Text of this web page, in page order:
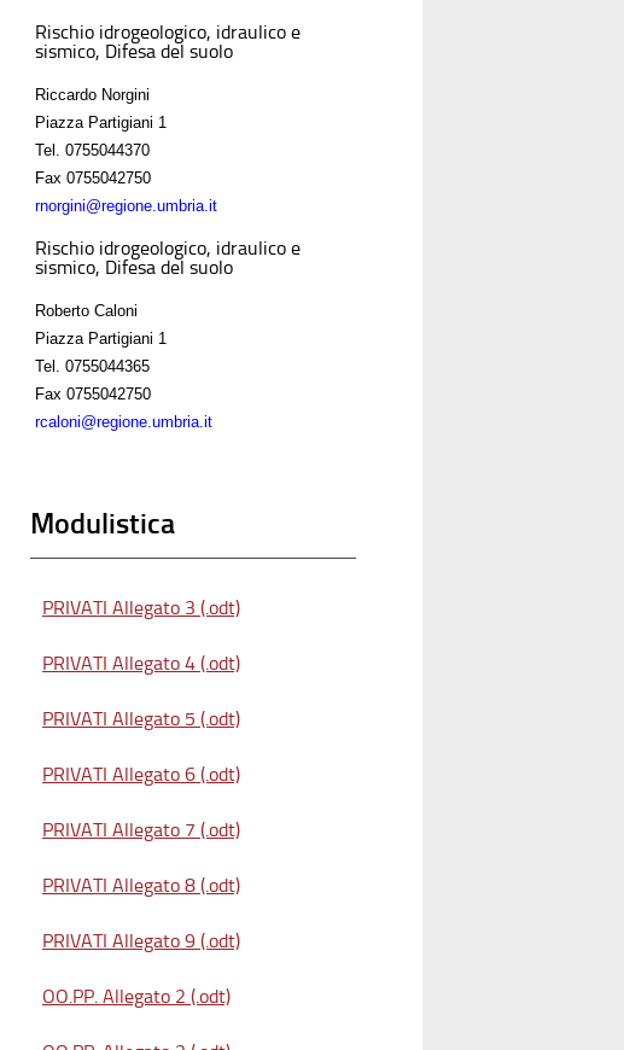
Rischio idrogeologico, idraulico e
sismico, Difesa del suolo
Riccardo Norgini
Piazza Partigiani 1
Tel.
0755044370
Fax 0755042750
rnorgini@regione.umbria.it
Rischio idrogeologico, idraulico e
sismico, Difesa del suolo
Roberto Caloni
Piazza Partigiani 1
Tel.
0755044365
Fax 0755042750
rcaloni@regione.umbria.it
Modulistica
PRIVATI Allegato 3 (.odt)
PRIVATI Allegato 4 (.odt)
PRIVATI Allegato 5 (.odt)
PRIVATI Allegato 6 (.odt)
PRIVATI Allegato 7 (.odt)
PRIVATI Allegato 8 (.odt)
PRIVATI Allegato 9 (.odt)
OO.PP. Allegato 2 (.odt)